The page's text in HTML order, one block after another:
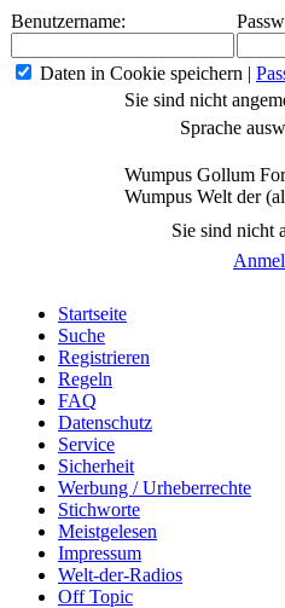
Benutzername:
Daten in Cookie speichern |
Sie sind nicht
Sprache
Wumpus Gollum
Wumpus Welt der
Sie sind nicht
Startseite
Suche
Registrieren
Regeln
FAQ
Datenschutz
Service
Sicherheit
Werbung / Urheberrechte
Stichworte
Meistgelesen
Impressum
Welt-der-Radios
Off Topic